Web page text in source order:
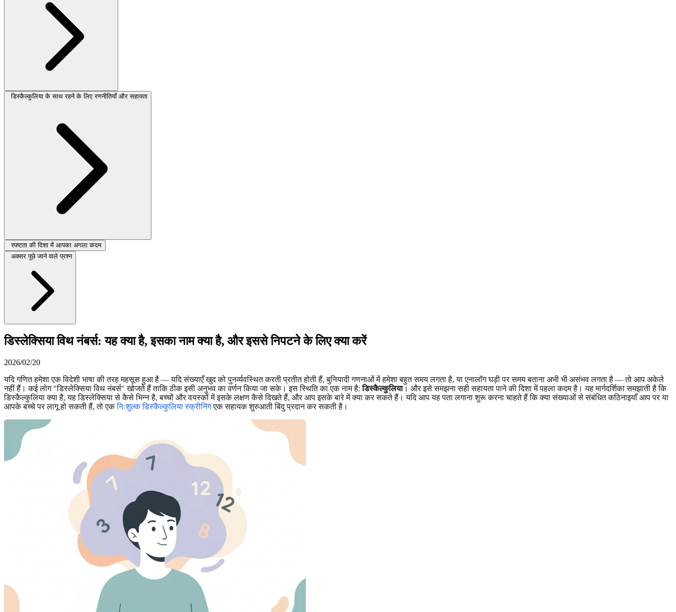
डिस्कैल्कुलिया के साथ रहने के लिए रणनीतियाँ और सहायता
स्पष्टता की दिशा में आपका अगला कदम
अक्सर पूछे जाने वाले प्रश्न
डिस्लेक्सिया विथ नंबर्स: यह क्या है, इसका नाम क्या है, और इससे निपटने के लिए क्या करें
2026/02/20
यदि गणित हमेशा एक विदेशी भाषा की तरह महसूस हुआ है — यदि संख्याएँ खुद को पुनर्व्यवस्थित करती प्रतीत होती हैं, बुनियादी गणनाओं में हमेशा बहुत समय लगता है, या एनालॉग घड़ी पर समय बताना अभी भी असंभव लगता है — तो आप अकेले
नहीं हैं। कई लोग "डिस्लेक्सिया विथ नंबर्स" खोजते हैं ताकि ठीक इसी अनुभव का वर्णन किया जा सके। इस स्थिति का एक नाम है:डिस्कैल्कुलिया। और इसे समझना सही सहायता पाने की दिशा में पहला कदम है। यह मार्गदर्शिका समझाती है कि
डिस्कैल्कुलिया क्या है, यह डिस्लेक्सिया से कैसे भिन्न है, बच्चों और वयस्कों में इसके लक्षण कैसे दिखते हैं, और आप इसके बारे में क्या कर सकते हैं। यदि आप यह पता लगाना शुरू करना चाहते हैं कि क्या संख्याओं से संबंधित कठिनाइयाँ आप पर या
आपके बच्चे पर लागू हो सकती हैं, तो एकनिःशुल्क डिस्कैल्कुलिया स्क्रीनिंगएक सहायक शुरुआती बिंदु प्रदान कर सकती है।